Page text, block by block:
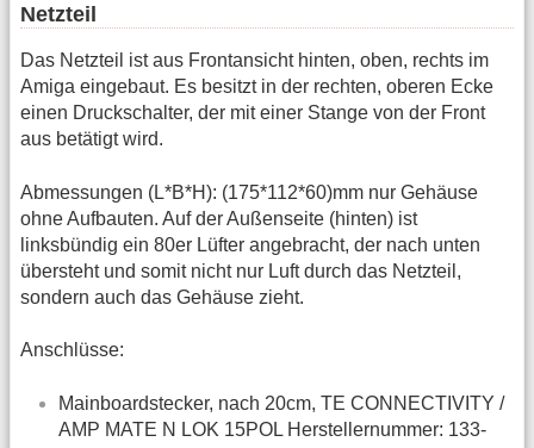
Netzteil
Das Netzteil ist aus Frontansicht hinten, oben, rechts im
Amiga eingebaut. Es besitzt in der rechten, oberen Ecke
einen Druckschalter, der mit einer Stange von der Front
aus betätigt wird.
Abmessungen (L*B*H): (175*112*60)mm nur Gehäuse
ohne Aufbauten. Auf der Außenseite (hinten) ist
linksbündig ein 80er Lüfter angebracht, der nach unten
übersteht und somit nicht nur Luft durch das Netzteil,
sondern auch das Gehäuse zieht.
Anschlüsse:
Mainboardstecker, nach 20cm, TE CONNECTIVITY /
AMP MATE N LOK 15POL Herstellernummer: 133-